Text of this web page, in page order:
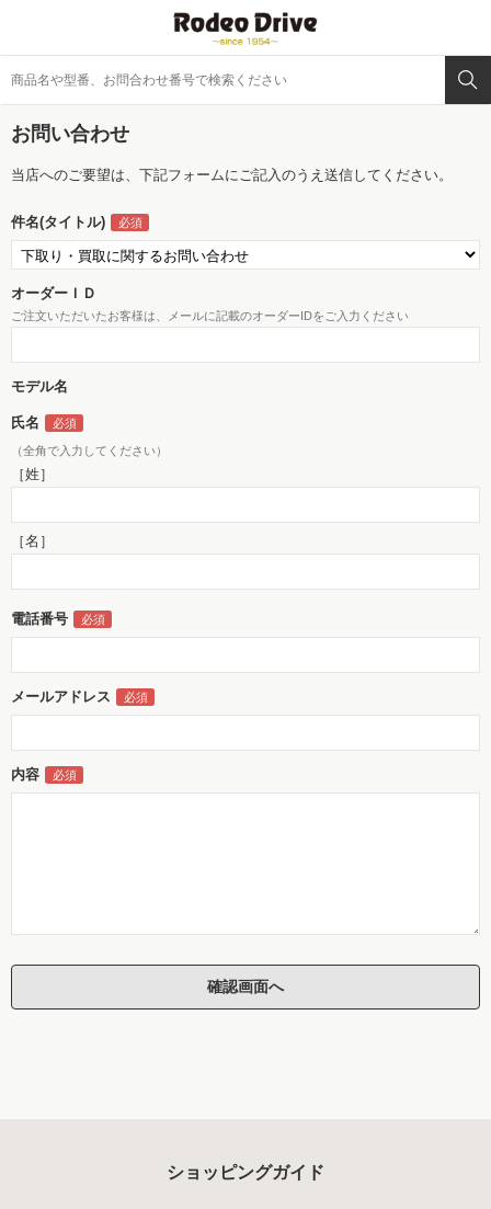
お問い合わせ
当店へのご要望は、下記フォームにご記入のうえ送信してください。
件名(タイトル)
オーダーＩＤ
ご注文いただいたお客様は、メールに記載のオーダーIDをご入力ください
モデル名
氏名
（全角で入力してください）
［姓］
［名］
電話番号
メールアドレス
内容
ショッピングガイド